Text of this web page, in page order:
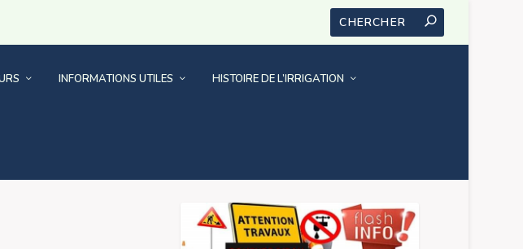
INFORMATIONS UTILES HISTOIRE DE L’IRRIGATION